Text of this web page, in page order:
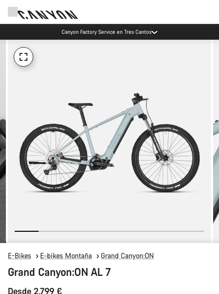
Ahorra con el newsletter Canyon
E-Bikes E-bikes Montaña Grand Canyon:ON
Grand Canyon:ON AL 7
Desde 2.799 €